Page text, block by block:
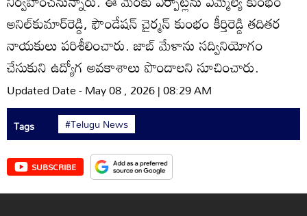
అనిల్‌కుమార్‌రెడ్డి, ఫౌండేషన్‌ చైర్మన్‌ కుంభం కీర్తిరెడ్డి తదితర
నాయకులు పరిశీలించారు. జాబ్‌ మేళాను సద్వినియోగం
చేసుకుని ఉద్యోగ అవకాశాలు పొందాలని సూచించారు.
Updated Date - May 08 , 2026 | 08:29 AM
Tags #Telugu News
SUBSCRIBE